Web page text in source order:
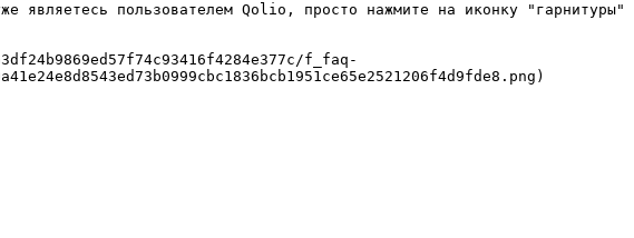
являетесь пользователем Qolio, просто нажмите на иконку "гарнитуры"
f_faq-